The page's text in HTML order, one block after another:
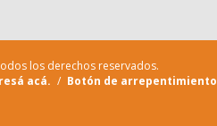
los derechos reservados.
acá. / Botón de arrepentimiento